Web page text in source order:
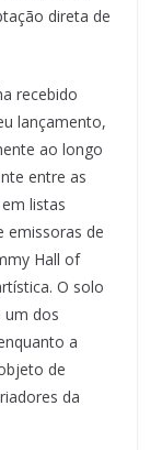
direta de
recebido
lançamento,
ao longo
entre as
listas
emissoras de
Hall of
O solo
um dos
a
de
da